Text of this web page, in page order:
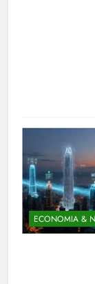
ECONOMIA &